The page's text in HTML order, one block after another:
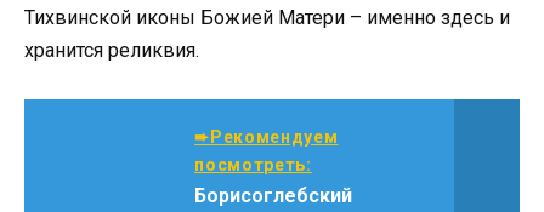
Тихвинской иконы Божией Матери – именно здесь и
хранится реликвия.
➨Рекомендуем
посмотреть:
Борисоглебский